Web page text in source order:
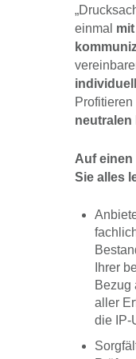
einmal
neutralen
Auf einen
Sie alles
Ihrer
Bezug
aller
die IP-